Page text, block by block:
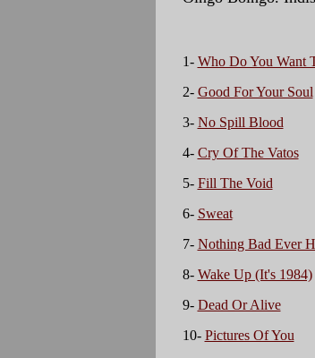
1- Who Do You Want
2- Good For Your Soul
3- No Spill Blood
4- Cry Of The Vatos
5- Fill The Void
6- Sweat
7- Nothing Bad Ever
8- Wake Up (It's 1984)
9- Dead Or Alive
10- Pictures Of You